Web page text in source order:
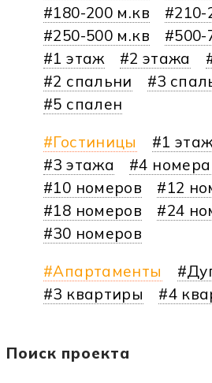
180-200 м.кв
210-
250-500 м.кв
500-
1 этаж
2 этажа
2 спальни
3
5 спален
Гостиницы
1 этаж
3 этажа
4 номера
10 номеров
12
18 номеров
24
30 номеров
Апартаменты
3 квартиры
4
Поиск проекта